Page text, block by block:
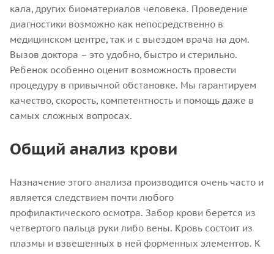
кала, других биоматериалов человека. Проведение
диагностики возможно как непосредственно в
медицинском центре, так и с выездом врача на дом.
Вызов доктора – это удобно, быстро и стерильно.
Ребенок особенно оценит возможность провести
процедуру в привычной обстановке. Мы гарантируем
качество, скорость, компетентность и помощь даже в
самых сложных вопросах.
Общий анализ крови
Назначение этого анализа производится очень часто и
является следствием почти любого
профилактического осмотра. Забор крови берется из
четвертого пальца руки либо вены. Кровь состоит из
плазмы и взвешенных в ней форменных элементов. К